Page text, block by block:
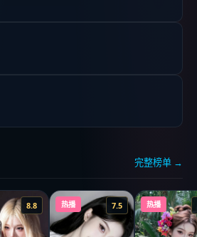
完整榜单 →
8.8 热播 7.5 热播